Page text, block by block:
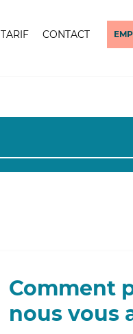
TARIF CONTACT
Comment
nous vous